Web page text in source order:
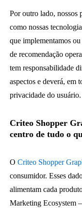
Por outro lado, nossos
como nossas
que implementamos
de recomendação
tem responsabilidade
aspectos e deverá, em
privacidade do usuário.
Criteo Shopper
centro de tudo o
O Criteo Shopper
consumidor. Esses
alimentam cada
Marketing Ecosystem